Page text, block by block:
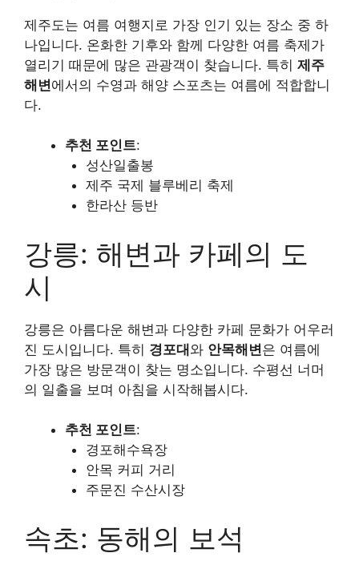
제주도는 여름 여행지로 가장 인기 있는 장소 중 하
나입니다. 온화한 기후와 함께 다양한 여름 축제가
열리기 때문에 많은 관광객이 찾습니다. 특히 제주
해변에서의 수영과 해양 스포츠는 여름에 적합합니
다.
추천 포인트:
성산일출봉
제주 국제 블루베리 축제
한라산 등반
강릉: 해변과 카페의 도
시
강릉은 아름다운 해변과 다양한 카페 문화가 어우러
진 도시입니다. 특히 경포대와 안목해변은 여름에
가장 많은 방문객이 찾는 명소입니다. 수평선 너머
의 일출을 보며 아침을 시작해봅시다.
추천 포인트:
경포해수욕장
안목 커피 거리
주문진 수산시장
속초: 동해의 보석